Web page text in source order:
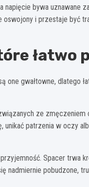
bywa uznawane
oswojony i przestaje być
łatwo
one gwałtowne, dlatego
ze zmęczeniem
unikać patrzenia w oczy
Spacer trwa
nadmiernie pobudzone,